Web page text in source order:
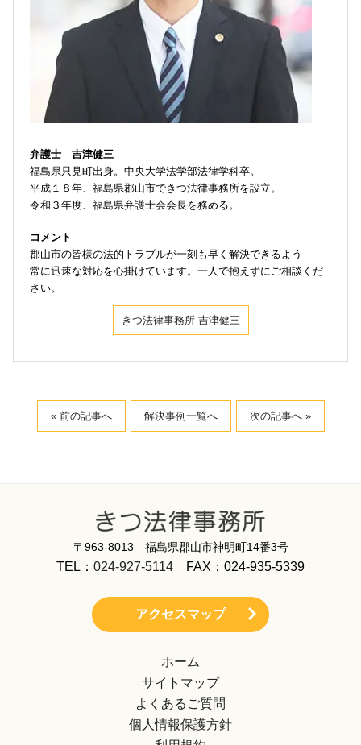
弁護士 吉津健三
福島県只見町出身。中央大学法学部法律学科卒。
平成１８年、福島県郡山市できつ法律事務所を設立。
令和３年度、福島県弁護士会会長を務める。
コメント
郡山市の皆様の法的トラブルが一刻も早く解決できるよう
常に迅速な対応を心掛けています。一人で抱えずにご相談くだ
さい。
きつ法律事務所 吉津健三
« 前の記事へ 解決事例一覧へ 次の記事へ »
〒963-8013 福島県郡山市神明町14番3号
TEL： 024-927-5114 FAX：024-935-5339
アクセスマップ
ホーム
サイトマップ
よくあるご質問
個人情報保護方針